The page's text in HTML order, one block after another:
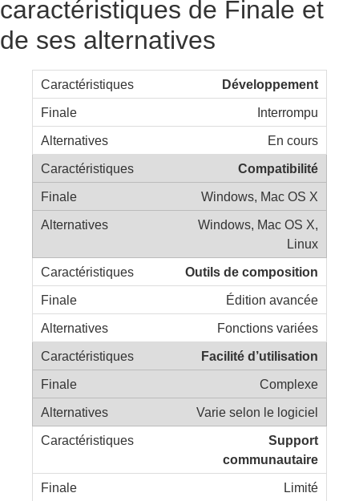
caractéristiques de Finale et
de ses alternatives
Développement
Interrompu
En cours
Compatibilité
Windows, Mac OS X
Windows, Mac OS X,
Linux
Outils de composition
Édition avancée
Fonctions variées
Facilité d’utilisation
Complexe
Varie selon le logiciel
Support
communautaire
Limité